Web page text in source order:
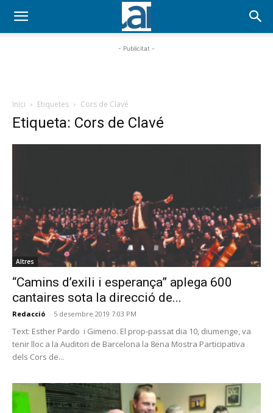
- Publicitat -
Inici Etiquetes Cors de Clavé
Etiqueta: Cors de Clavé
Altres
“Camins d’exili i esperança” aplega 600
cantaires sota la direcció de...
Redacció - 5 desembre 2019 7:03 PM
Text: Esther Pardo i Gimeno. El prop-passat dia 10, diumenge, va
tenir lloc a la Auditori de Barcelona la 8ena Mostra Participativa
dels Cors de...